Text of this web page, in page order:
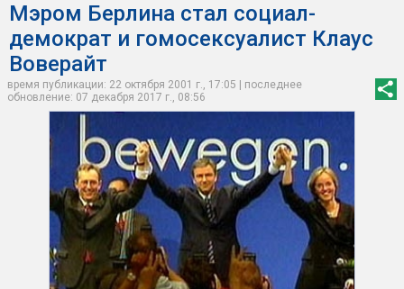
Мэром Берлина стал социал-
демократ и гомосексуалист Клаус
Воверайт
время публикации: 22 октября 2001 г., 17:05 | последнее
обновление: 07 декабря 2017 г., 08:56